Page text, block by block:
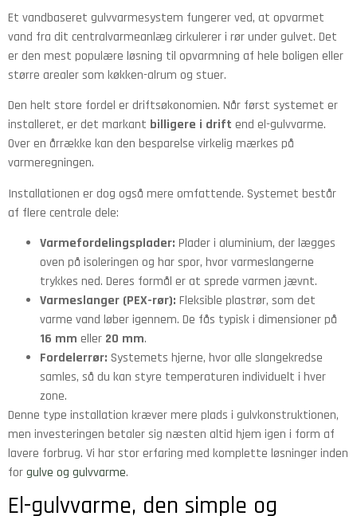
Et vandbaseret gulvvarmesystem fungerer ved, at opvarmet
vand fra dit centralvarmeanlæg cirkulerer i rør under gulvet. Det
er den mest populære løsning til opvarmning af hele boligen eller
større arealer som køkken-alrum og stuer.
Den helt store fordel er driftsøkonomien. Når først systemet er
installeret, er det markant billigere i drift end el-gulvvarme.
Over en årrække kan den besparelse virkelig mærkes på
varmeregningen.
Installationen er dog også mere omfattende. Systemet består
af flere centrale dele:
Varmefordelingsplader: Plader i aluminium, der lægges
oven på isoleringen og har spor, hvor varmeslangerne
trykkes ned. Deres formål er at sprede varmen jævnt.
Varmeslanger (PEX-rør): Fleksible plastrør, som det
varme vand løber igennem. De fås typisk i dimensioner på
16 mm eller 20 mm.
Fordelerrør: Systemets hjerne, hvor alle slangekredse
samles, så du kan styre temperaturen individuelt i hver
zone.
Denne type installation kræver mere plads i gulvkonstruktionen,
men investeringen betaler sig næsten altid hjem igen i form af
lavere forbrug. Vi har stor erfaring med komplette løsninger inden
forgulve og gulvvarme.
El-gulvvarme, den simple og